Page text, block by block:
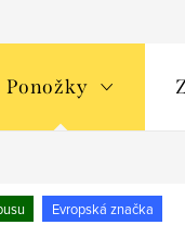
Ponožky
Evropská značka